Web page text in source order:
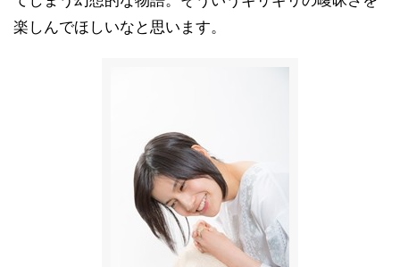
楽しんでほしいなと思います。